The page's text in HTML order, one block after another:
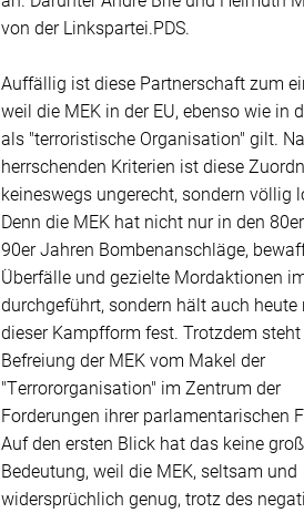
von der Linkspartei.PDS.
Auffällig ist diese Partnerschaft zum
weil die MEK in der EU, ebenso wie in
als "terroristische Organisation" gilt.
herrschenden Kriterien ist diese
keineswegs ungerecht, sondern völlig
Denn die MEK hat nicht nur in den
90er Jahren Bombenanschläge,
Überfälle und gezielte Mordaktionen
durchgeführt, sondern hält auch heute
dieser Kampfform fest. Trotzdem
Befreiung der MEK vom Makel der
"Terrororganisation" im Zentrum der
Forderungen ihrer parlamentarischen
Auf den ersten Blick hat das keine
Bedeutung, weil die MEK, seltsam und
widersprüchlich genug, trotz des